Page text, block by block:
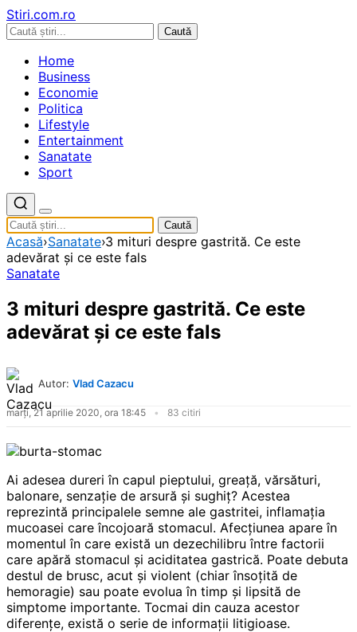
Stiri.com.ro
Caută
Home
Business
Economie
Politica
Lifestyle
Entertainment
Sanatate
Sport
Caută
Acasă›Sanatate›3 mituri despre gastrită. Ce este
adevărat și ce este fals
Sanatate
3 mituri despre gastrită. Ce este
adevărat și ce este fals
Autor: Vlad Cazacu
marți, 21 aprilie 2020, ora 18:45 83 citiri
Ai adesea dureri în capul pieptului, greață, vărsături,
balonare, senzație de arsură și sughiț? Acestea
reprezintă principalele semne ale gastritei, inflamația
mucoasei care încojoară stomacul. Afecțiunea apare în
momentul în care există un dezechilibru între factorii
care apără stomacul și aciditatea gastrică. Poate debuta
destul de brusc, acut și violent (chiar însoțită de
hemoragie) sau poate evolua în timp și lipsită de
simptome importante. Tocmai din cauza acestor
diferențe, există o serie de informații litigioase.